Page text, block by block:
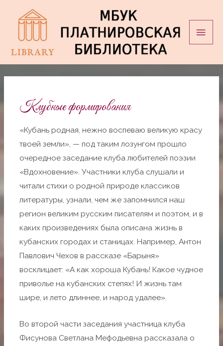
Клубные формирования
«Кубань родная, нежно воспеваю великую красу
твоей земли», — под таким лозунгом прошло
очередное заседание клуба любителей поэзии
«Вдохновение». Участники клуба слушали и
читали стихи о родной природе классиков
литературы, узнали, чем же запомнился наш
регион великим русским писателям и поэтом, и в
каких произведениях была описана жизнь в
кубанских городах и станицах. Например, Антон
Павлович Чехов в рассказе «Барыня»
восклицает: «А как хороша Кубань! Какое чудное
приволье на кубанских степях! И жизнь там
шире, и лето длиннее, и народ удалее».
Во второй части заседания участница клуба
Фисунова Светлана Мефодьевна рассказала о